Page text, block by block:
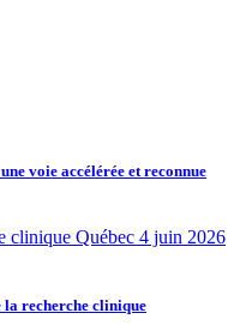
voie accélérée et reconnue
clinique Québec 4 juin 2026
la recherche clinique